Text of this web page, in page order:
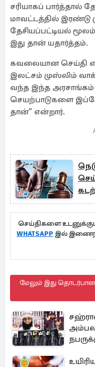
சரியாகப் பார்த்தால்
மாவட்டத்தில் இரண்டு
தேசியப்பட்டியல்
இது தான் யதார்த்தம்.
கவலையான செய்தி
இலட்சம் முஸ்லிம்
வந்த இந்த அரசாங்கம்
செயற்பாடுகளை
தான்” என்றார்.
செய்திகளை
WHATSAPP இல்
மேலும் இது